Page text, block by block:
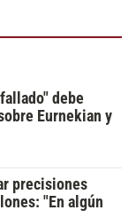
debe
Eurnekian y
precisiones
"En algún